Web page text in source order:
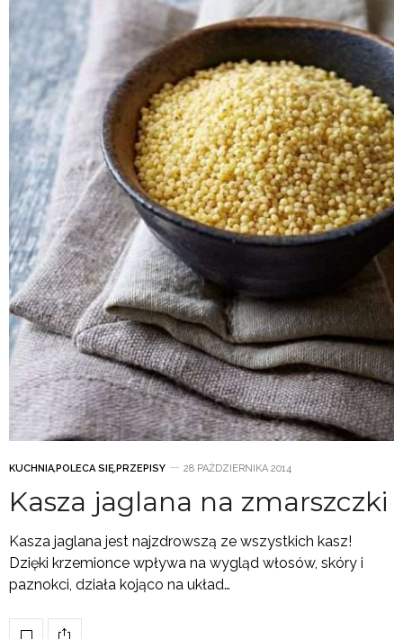
KUCHNIA,POLECA SIĘ,PRZEPISY 28 PAŹDZIERNIKA 2014
Kasza jaglana na zmarszczki
Kasza jaglana jest najzdrowszą ze wszystkich kasz!
Dzięki krzemionce wpływa na wygląd włosów, skóry i
paznokci, działa kojąco na układ…